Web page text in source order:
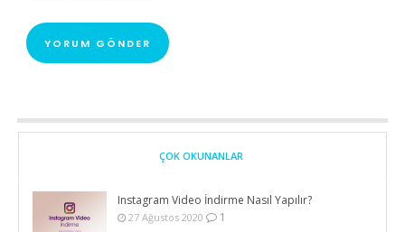
ÇOK OKUNANLAR
Instagram Video İndirme Nasıl Yapılır?
27 Ağustos 2020 1